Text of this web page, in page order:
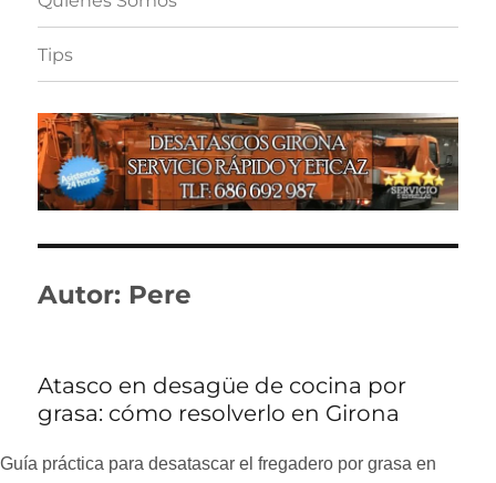
Tips
Autor: Pere
Atasco en desagüe de cocina por
grasa: cómo resolverlo en Girona
Guía práctica para desatascar el fregadero por grasa en